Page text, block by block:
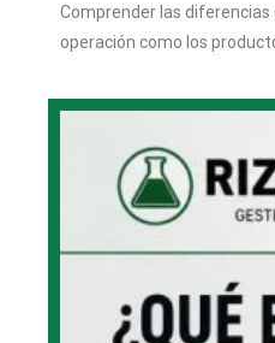
Comprender las
operación como los